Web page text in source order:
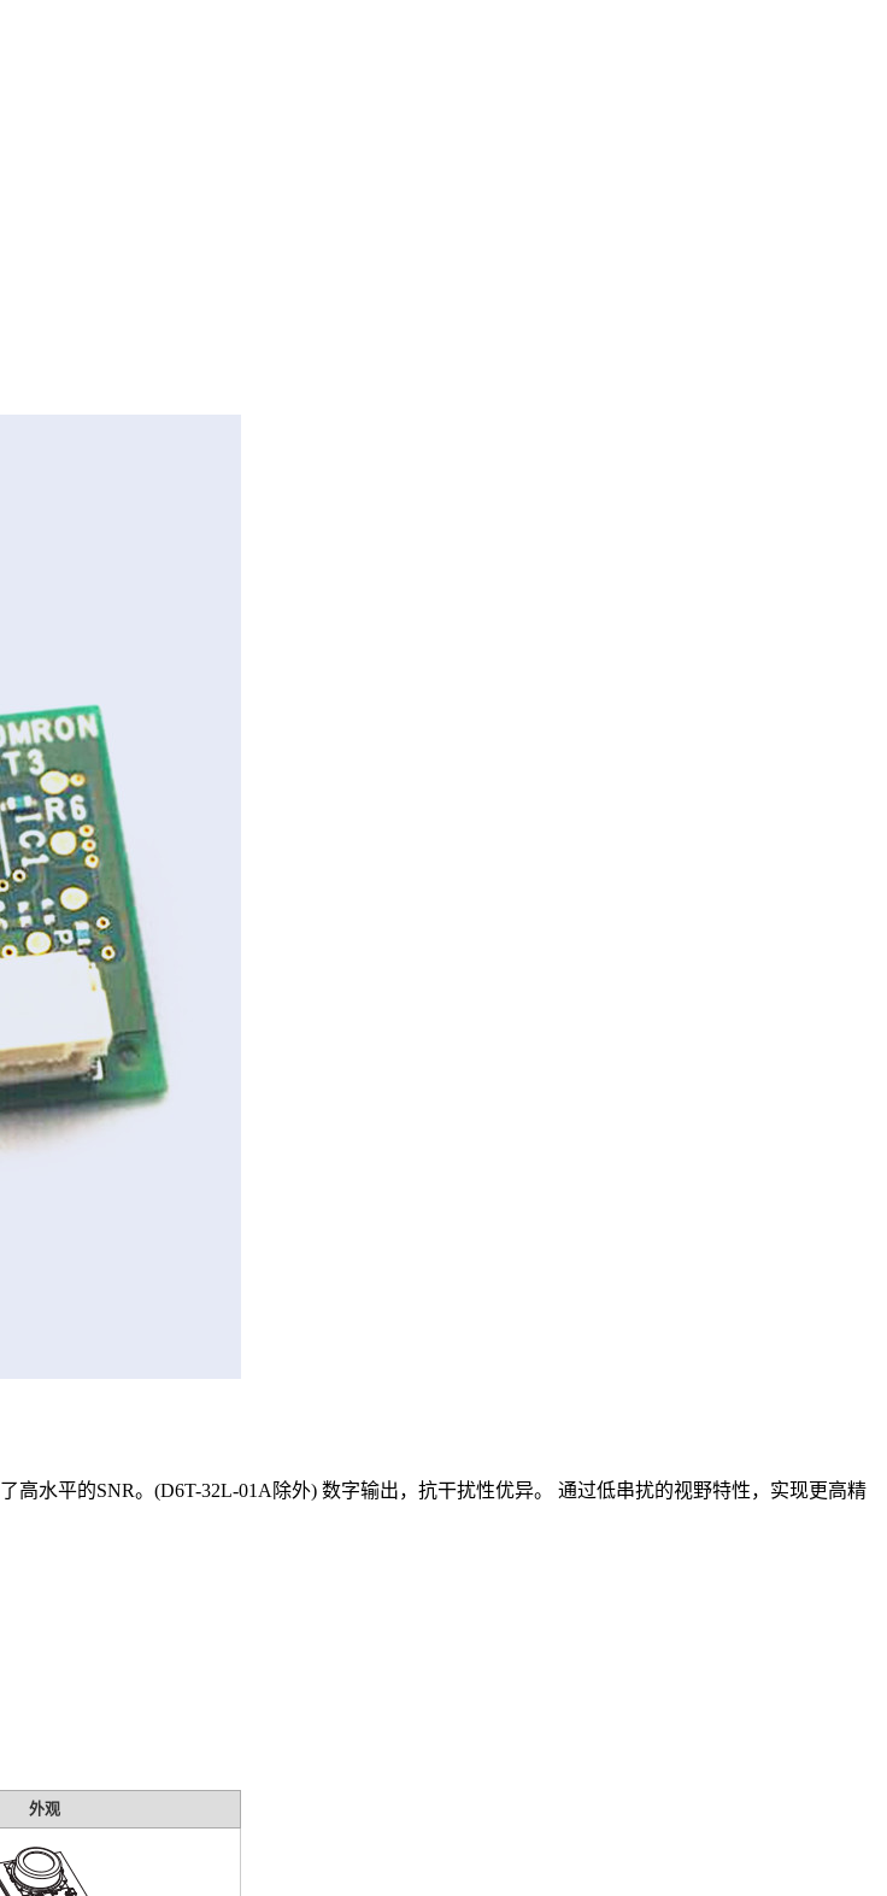
水平的SNR。(D6T-32L-01A除外) 数字输出，抗干扰性优异。 通过低串扰的视野特性，实现更高精
外观